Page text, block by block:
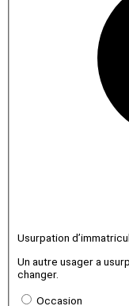
Usurpation
Un autre usager a
changer.
Occasion